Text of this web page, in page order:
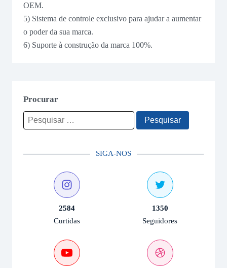
OEM.
5) Sistema de controle exclusivo para ajudar a aumentar
o poder da sua marca.
6) Suporte à construção da marca 100%.
Procurar
Pesquisar
por:
SIGA-NOS
2584
Curtidas
1350
Seguidores